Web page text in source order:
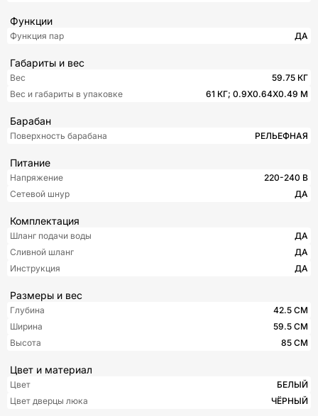
Функции
Функция пар ДА
Габариты и вес
Вес
59.75 КГ
Вес и габариты в упаковке
61 КГ; 0.9X0.64X0.49 М
Барабан
Поверхность барабана РЕЛЬЕФНАЯ
Питание
Напряжение
220-240 В
Сетевой шнур
ДА
Комплектация
Шланг подачи воды
ДА
Сливной шланг
ДА
Инструкция
ДА
Размеры и вес
Глубина
42.5 СМ
Ширина
59.5 СМ
Высота
85 СМ
Цвет и материал
Цвет
БЕЛЫЙ
Цвет дверцы люка
ЧЁРНЫЙ